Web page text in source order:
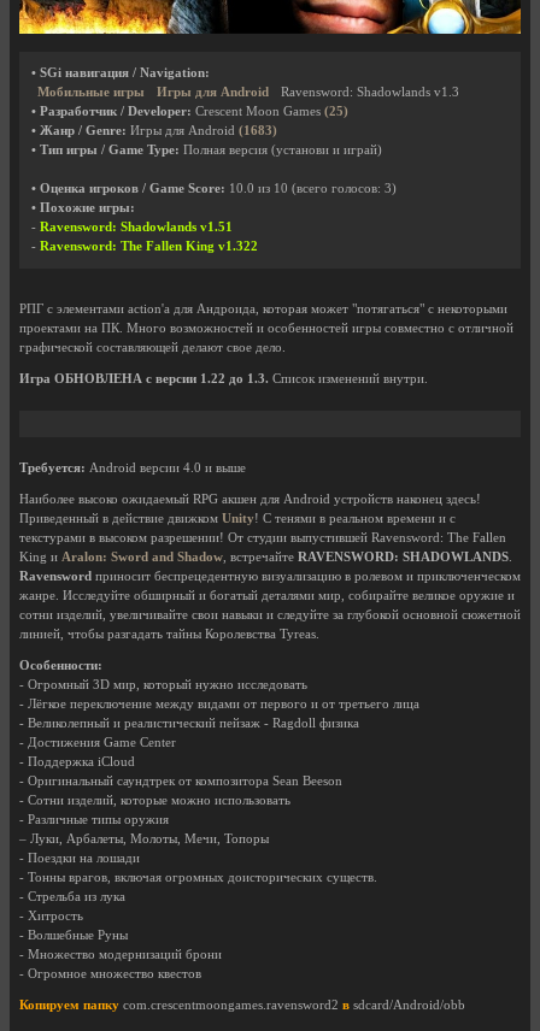
• SGi навигация / Navigation:
Мобильные игры
Игры для Android
Ravensword: Shadowlands v1.3
• Разработчик / Developer: Crescent Moon Games (25)
• Жанр / Genre: Игры для Android (1683)
• Тип игры / Game Type: Полная версия (установи и играй)
• Оценка игроков / Game Score: 10.0 из 10 (всего голосов: 3)
• Похожие игры:
- Ravensword: Shadowlands v1.51
- Ravensword: The Fallen King v1.322
РПГ с элементами action'а для Андроида, которая может "потягаться" с некоторыми
проектами на ПК. Много возможностей и особенностей игры совместно с отличной
графической составляющей делают свое дело.
Игра ОБНОВЛЕНА с версии 1.22 до 1.3. Список изменений внутри.
Требуется: Android версии 4.0 и выше
Наиболее высоко ожидаемый RPG акшен для Android устройств наконец здесь!
Приведенный в действие движком Unity! C тенями в реальном времени и с
текстурами в высоком разрешении! От студии выпустившей Ravensword: The Fallen
King и Aralon: Sword and Shadow , встречайте RAVENSWORD: SHADOWLANDS
Ravensword приносит беспрецедентную визуализацию в ролевом и приключенческом
жанре. Исследуйте обширный и богатый деталями мир, собирайте великое оружие и
сотни изделий, увеличивайте свои навыки и следуйте за глубокой основной сюжетной
линией, чтобы разгадать тайны Королевства Tyreas.
Особенности:
- Огромный 3D мир, который нужно исследовать
- Лёгкое переключение между видами от первого и от третьего лица
- Великолепный и реалистический пейзаж - Ragdoll физика
- Достижения Game Center
- Поддержка iCloud
- Оригинальный саундтрек от композитора Sean Beeson
- Сотни изделий, которые можно использовать
- Различные типы оружия
– Луки, Арбалеты, Молоты, Мечи, Топоры
- Поездки на лошади
- Тонны врагов, включая огромных доисторических существ.
- Стрельба из лука
- Хитрость
- Волшебные Руны
- Множество модернизаций брони
- Огромное множество квестов
Копируем папку com.crescentmoongames.ravensword2 в sdcard/Android/obb